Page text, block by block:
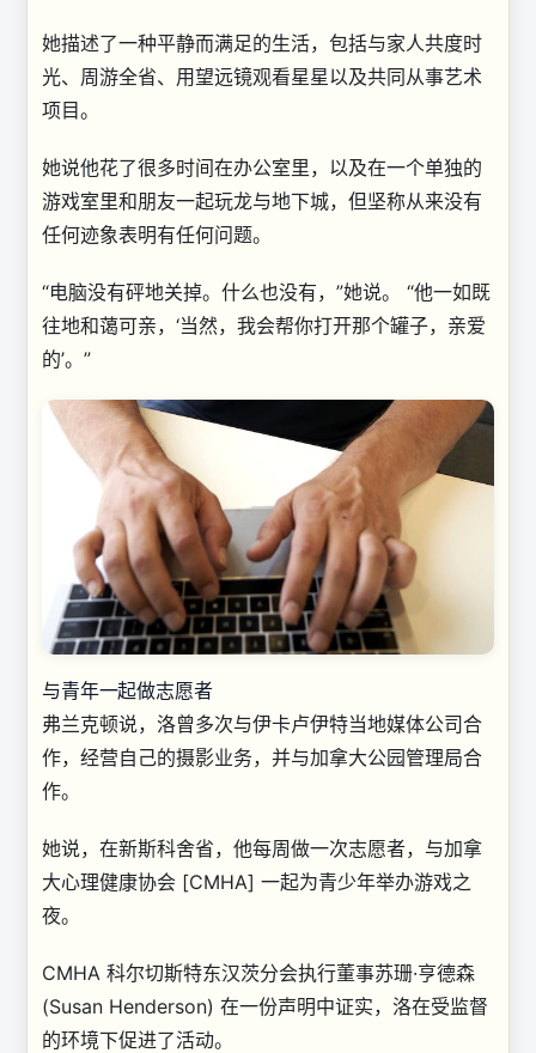
她描述了一种平静而满足的生活，包括与家人共度时
光、周游全省、用望远镜观看星星以及共同从事艺术
项目。
她说他花了很多时间在办公室里，以及在一个单独的
游戏室里和朋友一起玩龙与地下城，但坚称从来没有
任何迹象表明有任何问题。
“电脑没有砰地关掉。什么也没有，”她说。 “他一如既
往地和蔼可亲，‘当然，我会帮你打开那个罐子，亲爱
的’。”
与青年一起做志愿者
弗兰克顿说，洛曾多次与伊卡卢伊特当地媒体公司合
作，经营自己的摄影业务，并与加拿大公园管理局合
作。
她说，在新斯科舍省，他每周做一次志愿者，与加拿
大心理健康协会 [CMHA] 一起为青少年举办游戏之
夜。
CMHA 科尔切斯特东汉茨分会执行董事苏珊·亨德森
(Susan Henderson) 在一份声明中证实，洛在受监督
的环境下促进了活动。